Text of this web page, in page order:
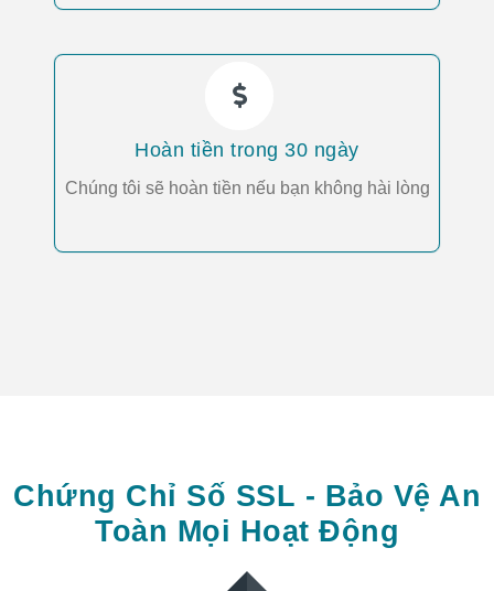
Hoàn tiền trong 30 ngày
Chúng tôi sẽ hoàn tiền nếu bạn không hài lòng
Chứng Chỉ Số SSL - Bảo Vệ An
Toàn Mọi Hoạt Động